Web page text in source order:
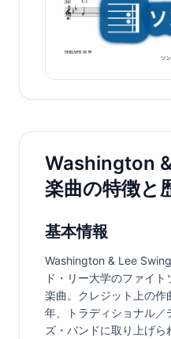
Washington
楽曲の特徴と
基本情報
Washington & Lee
ド・リー大学のファイ
楽曲。クレジット上の作
年、トラディショナル／
ズ・バンドに取り上げ